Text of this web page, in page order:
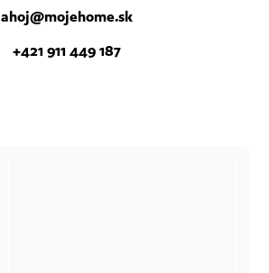
ahoj@mojehome.sk
+421 911 449 187